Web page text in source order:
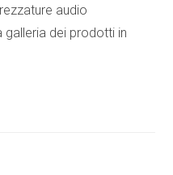
audio
galleria dei prodotti in